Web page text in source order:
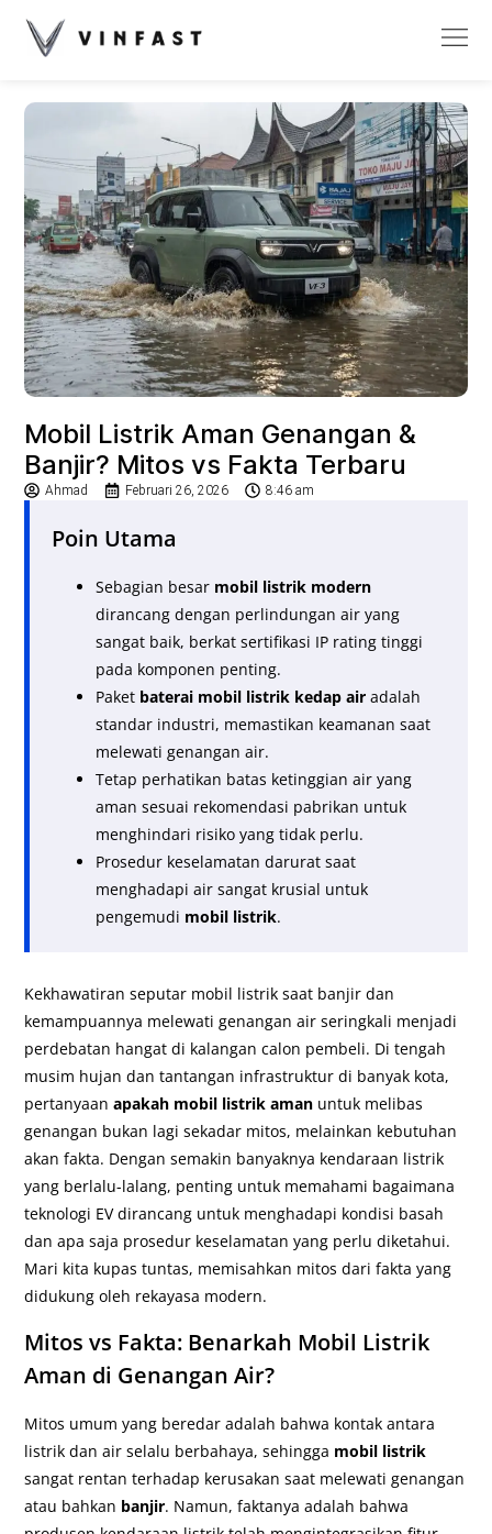
Mobil Listrik Aman Genangan &
Banjir? Mitos vs Fakta Terbaru
Ahmad Februari 26, 2026 8:46 am
Poin Utama
Sebagian besar mobil listrik modern
dirancang dengan perlindungan air yang
sangat baik, berkat sertifikasi IP rating tinggi
pada komponen penting.
Paket baterai mobil listrik kedap air adalah
standar industri, memastikan keamanan saat
melewati genangan air.
Tetap perhatikan batas ketinggian air yang
aman sesuai rekomendasi pabrikan untuk
menghindari risiko yang tidak perlu.
Prosedur keselamatan darurat saat
menghadapi air sangat krusial untuk
pengemudi mobil listrik.
Kekhawatiran seputar mobil listrik saat banjir dan
kemampuannya melewati genangan air seringkali menjadi
perdebatan hangat di kalangan calon pembeli. Di tengah
musim hujan dan tantangan infrastruktur di banyak kota,
pertanyaanapakah mobil listrik aman untuk melibas
genangan bukan lagi sekadar mitos, melainkan kebutuhan
akan fakta. Dengan semakin banyaknya kendaraan listrik
yang berlalu-lalang, penting untuk memahami bagaimana
teknologi EV dirancang untuk menghadapi kondisi basah
dan apa saja prosedur keselamatan yang perlu diketahui.
Mari kita kupas tuntas, memisahkan mitos dari fakta yang
didukung oleh rekayasa modern.
Mitos vs Fakta: Benarkah Mobil Listrik
Aman di Genangan Air?
Mitos umum yang beredar adalah bahwa kontak antara
listrik dan air selalu berbahaya, sehingga mobil listrik
sangat rentan terhadap kerusakan saat melewati genangan
atau bahkan banjir. Namun, faktanya adalah bahwa